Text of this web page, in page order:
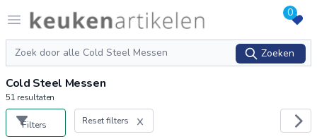
Open menu
Logo keukenartikelen.com 0
Zoeken
Zoeken
Cold Steel Messen
51 resultaten
Filters Reset filters